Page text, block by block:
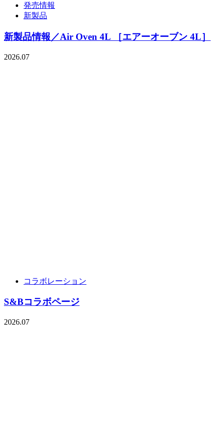
発売情報
新製品
新製品情報／Air Oven 4L ［エアーオーブン 4L］
2026.07
コラボレーション
S&Bコラボページ
2026.07